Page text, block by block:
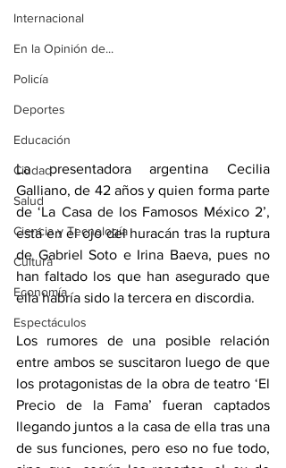
Internacional
En la Opinión de...
Policía
Deportes
Educación
Ciudad
Salud
Ciencia y Tecnología
Cultura
Economía
Espectáculos
La presentadora argentina Cecilia
Galliano, de 42 años y quien forma parte
de ‘La Casa de los Famosos México 2’,
está en el ojo del huracán tras la ruptura
de Gabriel Soto e Irina Baeva, pues no
han faltado los que han asegurado que
ella habría sido la tercera en discordia.
Los rumores de una posible relación
entre ambos se suscitaron luego de que
los protagonistas de la obra de teatro ‘El
Precio de la Fama’ fueran captados
llegando juntos a la casa de ella tras una
de sus funciones, pero eso no fue todo,